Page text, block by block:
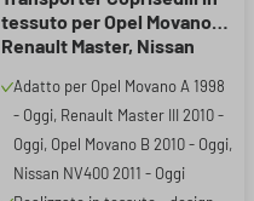
tessuto per Opel Movano,
Renault Master, Nissan
anteriore (con bracciolo) e
sedile doppio anteriore
Adatto per Opel Movano A 1998
- Oggi, Renault Master III 2010 -
Oggi, Opel Movano B 2010 - Oggi,
Nissan NV400 2011 - Oggi